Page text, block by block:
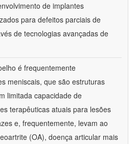
de implantes
para defeitos parciais de
de tecnologias avançadas de
é frequentemente
meniscais, que são estruturas
limitada capacidade de
terapêuticas atuais para lesões
e, frequentemente, levam ao
(OA), doença articular mais